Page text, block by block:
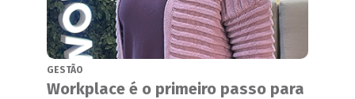
GESTÃO
Workplace é o primeiro passo para